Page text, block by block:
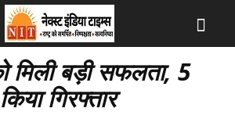
मिली बड़ी सफलता, 5
गिरफ्तार